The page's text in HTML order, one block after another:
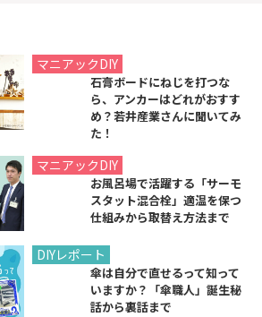
2021.07.26
マニアックDIY
石膏ボードにねじを打つな
ら、アンカーはどれがおすす
め？若井産業さんに聞いてみ
た！
2019.08.31
マニアックDIY
お風呂場で活躍する「サーモ
スタット混合栓」適温を保つ
仕組みから取替え方法まで
2024.06.21
DIYレポート
傘は自分で直せるって知って
いますか？「傘職人」誕生秘
話から裏話まで